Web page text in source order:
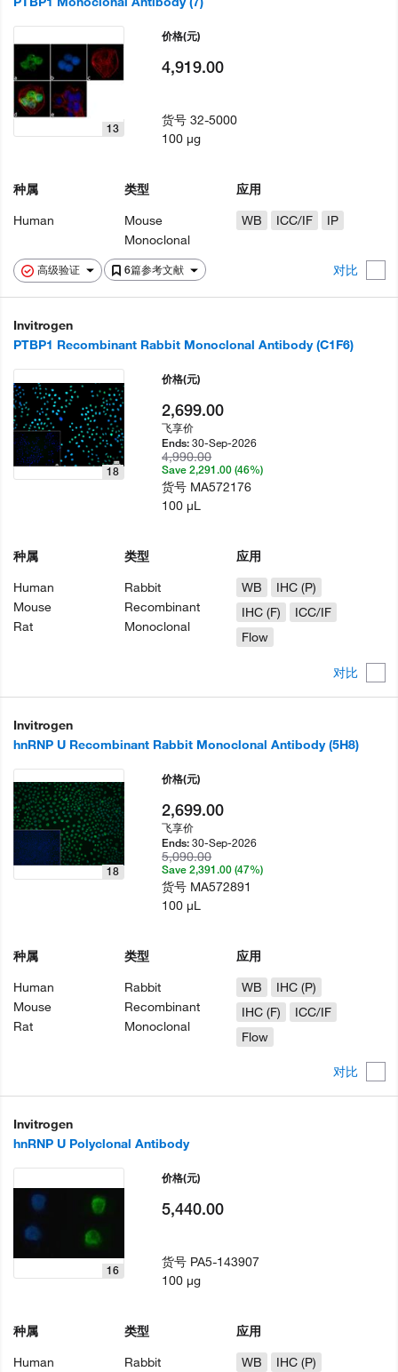
高级验证 6篇参考文献 对比
13
种属
Human
类型
Mouse
Monoclonal
应用
WB
ICC/IF IP
价格(元)
4,919.00
货号32-5000
100 µg
Invitrogen
PTBP1 Recombinant Rabbit Monoclonal Antibody (C1F6)
对比
18
种属
Human
Mouse
Rat
类型
Rabbit
Recombinant
Monoclonal
应用
WB
IHC (P)
IHC (F)
ICC/IF
Flow
价格(元)
2,699.00
飞享价
Ends:30-Sep-2026
4,990.00
Save 2,291.00 (46%)
货号 MA572176
100 µL
Invitrogen
hnRNP U Recombinant Rabbit Monoclonal Antibody (5H8)
对比
18
种属
Human
Mouse
Rat
类型
Rabbit
Recombinant
Monoclonal
应用
WB
IHC (P)
IHC (F)
ICC/IF
Flow
价格(元)
2,699.00
飞享价
Ends:30-Sep-2026
5,090.00
Save 2,391.00 (47%)
货号 MA572891
100 µL
Invitrogen
hnRNP U Polyclonal Antibody
16
种属
Human
类型
Rabbit
应用
WB
IHC (P)
价格(元)
5,440.00
货号 PA5-143907
100 µg